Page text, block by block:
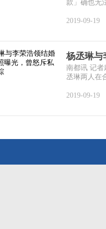
款」确也无
2019-09-19
杨丞琳与
南都讯 记者
丞琳两人在
2019-09-19